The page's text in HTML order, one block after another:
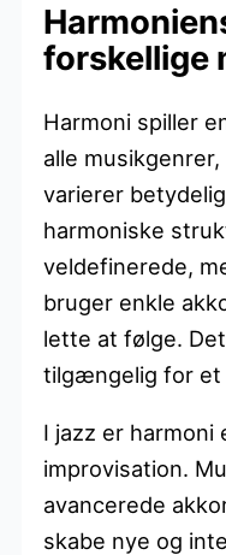
forskellige
Harmoni spiller
alle
varierer
harmoniske
veldefinerede,
bruger enkle
lette at følge.
tilgængelig for et
I jazz er harmoni
improvisation.
avancerede
skabe nye og